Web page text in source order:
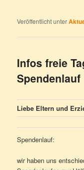
Veröffentlicht unter
Infos freie
Spendenlauf
Liebe Eltern und
Spendenlauf:
wir haben uns